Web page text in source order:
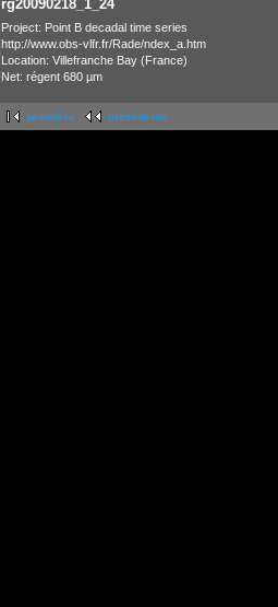
rg20090218_1_24
Project: Point B decadal time series
http://www.obs-vlfr.fr/Rade/ndex_a.htm
Location: Villefranche Bay (France)
Net: régent 680 µm
première précédente